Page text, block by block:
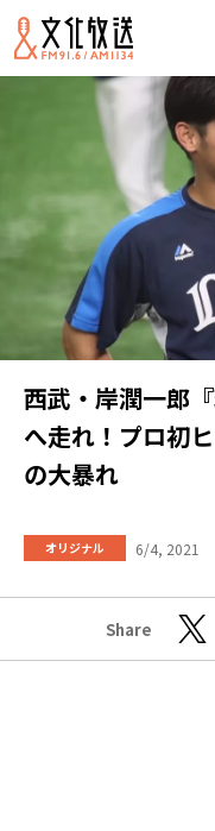
西武・岸潤一郎
へ走れ！プロ初
の大暴れ
オリジナル 6/4, 2021
Share